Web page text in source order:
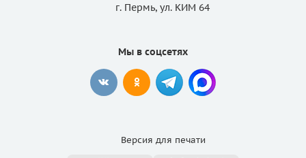
г. Пермь, ул. КИМ 64
Мы в соцсетях
Версия для печати